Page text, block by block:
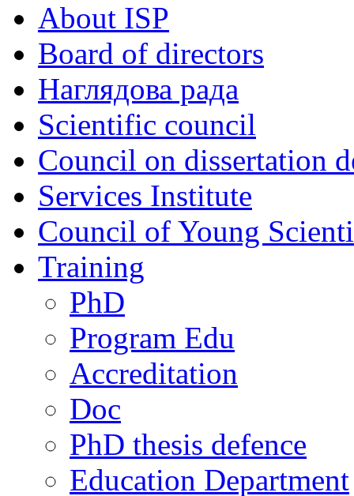
About ISP
Board of directors
Наглядова рада
Scientific council
Council on dissertation
Services Institute
Council of Young
Training
PhD
Program Edu
Accreditation
Doc
PhD thesis defence
Education Department